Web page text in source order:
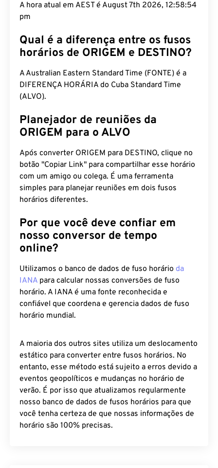
A hora atual em AEST é August 7th 2026, 12:58:55
pm
Qual é a diferença entre os fusos
horários de ORIGEM e DESTINO?
A Australian Eastern Standard Time (FONTE) é a
DIFERENÇA HORÁRIA do Cuba Standard Time
(ALVO).
Planejador de reuniões da
ORIGEM para o ALVO
Após converter ORIGEM para DESTINO, clique no
botão "Copiar Link" para compartilhar esse horário
com um amigo ou colega. É uma ferramenta
simples para planejar reuniões em dois fusos
horários diferentes.
Por que você deve confiar em
nosso conversor de tempo
online?
Utilizamos o banco de dados de fuso horário da
IANA para calcular nossas conversões de fuso
horário. A IANA é uma fonte reconhecida e
confiável que coordena e gerencia dados de fuso
horário mundial.
A maioria dos outros sites utiliza um deslocamento
estático para converter entre fusos horários. No
entanto, esse método está sujeito a erros devido a
eventos geopolíticos e mudanças no horário de
verão. É por isso que atualizamos regularmente
nosso banco de dados de fusos horários para que
você tenha certeza de que nossas informações de
horário são 100% precisas.